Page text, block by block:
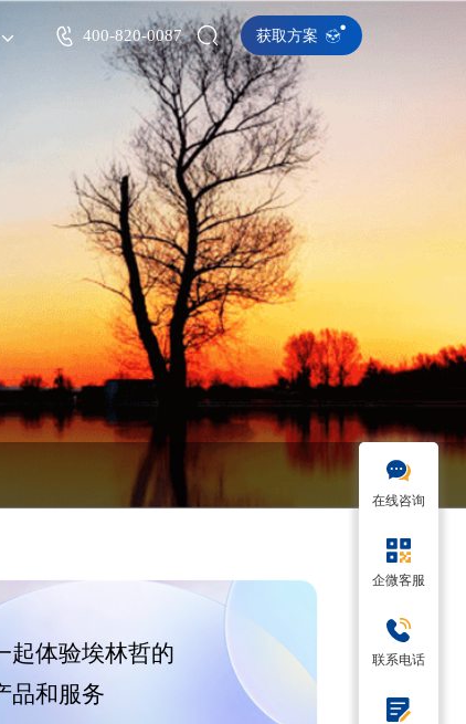
400-820-0087 获取方案
起体验埃林哲的
品和服务
在线咨询
企微客服
联系电话